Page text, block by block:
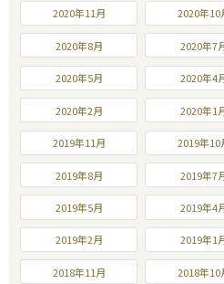
2020年11月 2020年10
2020年8月 2020年7
2020年5月 2020年4
2020年2月 2020年1
2019年11月 2019年10
2019年8月 2019年7
2019年5月 2019年4
2019年2月 2019年1
2018年11月 2018年10